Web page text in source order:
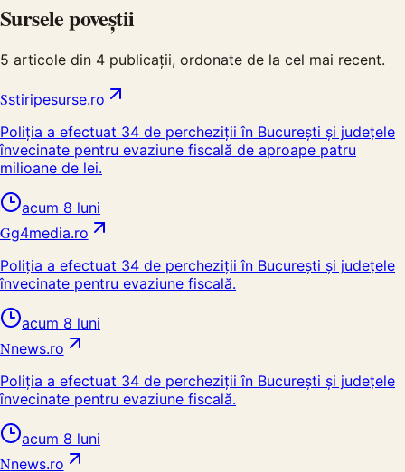
Sursele poveștii
5 articole din 4 publicații, ordonate de la cel mai recent.
Sstiripesurse.ro
Poliția a efectuat 34 de percheziții în București și județele
învecinate pentru evaziune fiscală de aproape patru
milioane de lei.
acum 8 luni
Gg4media.ro
Poliția a efectuat 34 de percheziții în București și județele
învecinate pentru evaziune fiscală.
acum 8 luni
Nnews.ro
Poliția a efectuat 34 de percheziții în București și județele
învecinate pentru evaziune fiscală.
acum 8 luni
Nnews.ro